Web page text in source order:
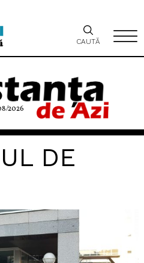
2026
CAUTĂ
DE